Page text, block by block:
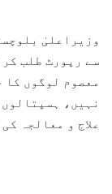
وزیراعلیٰ
سے رپورٹ طلب
معصوم لوگوں کا
نہیں،
علاج و معالجہ